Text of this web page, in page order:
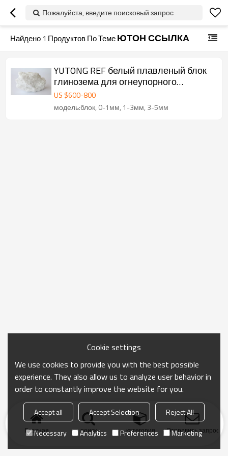
Пожалуйста, введите поисковый запрос
Найдено 1 Продуктов По ТемеЮТОН ССЫЛКА
YUTONG REF белый плавленый блок
глинозема для огнеупорного
плавленого оксида магния
US $600-800
модель:блок, 0-1мм, 1-3мм, 3-5мм
Главная поиск категория Отправить запрос
Cookie settings
We use cookies to provide you with the best possible
experience. They also allow us to analyze user behavior in
order to constantly improve the website for you.
Accept all Accept Selection
Reject All
Necessary
Analytics Preferences Marketing